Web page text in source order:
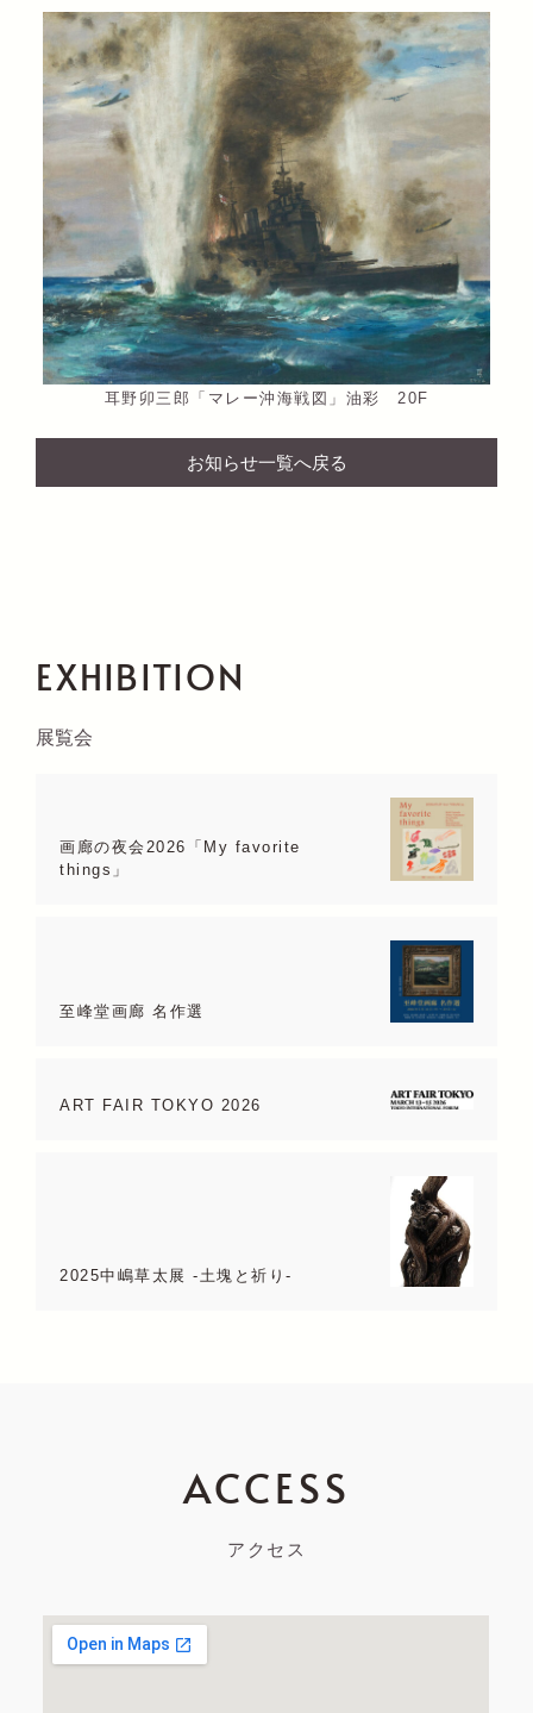
耳野卯三郎「マレー沖海戦図」油彩 20F
お知らせ一覧へ戻る
EXHIBITION
展覧会
画廊の夜会2026「My favorite
things」
至峰堂画廊 名作選
ART FAIR TOKYO 2026
2025中嶋草太展 -土塊と祈り-
ACCESS
アクセス